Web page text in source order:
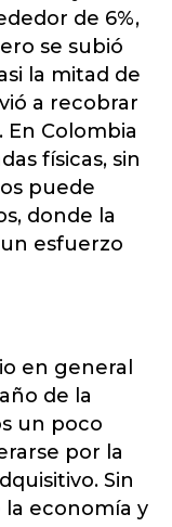
de 6%,
se subió
la mitad de
a recobrar
Colombia
físicas, sin
puede
donde la
esfuerzo
en general
de la
un poco
por la
Sin
economía y